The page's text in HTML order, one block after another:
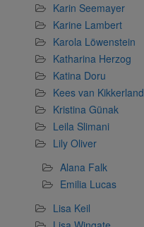
Karin Seemayer
Karine Lambert
Karola Löwenstein
Katharina Herzog
Katina Doru
Kees van Kikkerland
Kristina Günak
Leila Slimani
Lily Oliver
Alana Falk
Emilia Lucas
Lisa Keil